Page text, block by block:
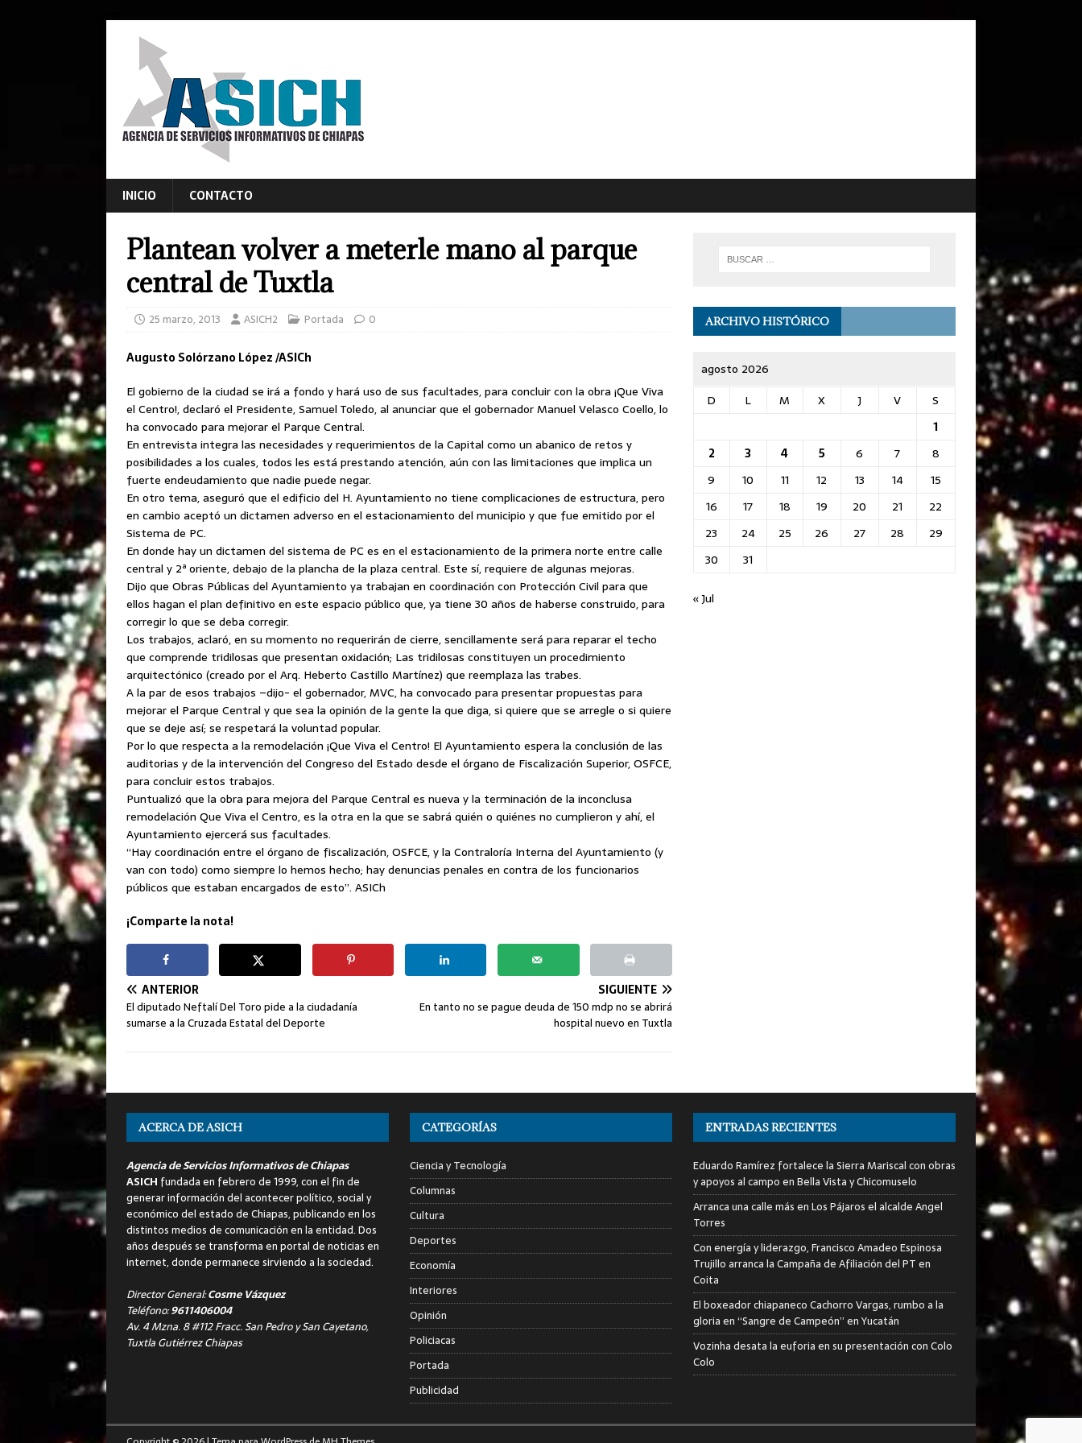
INICIO CONTACTO
Plantean volver a meterle mano al parque
central de Tuxtla
25 marzo, 2013 ASICH2 Portada 0
Augusto Solórzano López /ASICh
El gobierno de la ciudad se irá a fondo y hará uso de sus facultades, para concluir con la obra ¡Que Viva
el Centro!, declaró el Presidente, Samuel Toledo, al anunciar que el gobernador Manuel Velasco Coello, lo
ha convocado para mejorar el Parque Central.
En entrevista integra las necesidades y requerimientos de la Capital como un abanico de retos y
posibilidades a los cuales, todos les está prestando atención, aún con las limitaciones que implica un
fuerte endeudamiento que nadie puede negar.
En otro tema, aseguró que el edificio del H. Ayuntamiento no tiene complicaciones de estructura, pero
en cambio aceptó un dictamen adverso en el estacionamiento del municipio y que fue emitido por el
Sistema de PC.
En donde hay un dictamen del sistema de PC es en el estacionamiento de la primera norte entre calle
central y 2ª oriente, debajo de la plancha de la plaza central. Este sí, requiere de algunas mejoras.
Dijo que Obras Públicas del Ayuntamiento ya trabajan en coordinación con Protección Civil para que
ellos hagan el plan definitivo en este espacio público que, ya tiene 30 años de haberse construido, para
corregir lo que se deba corregir.
Los trabajos, aclaró, en su momento no requerirán de cierre, sencillamente será para reparar el techo
que comprende tridilosas que presentan oxidación; Las tridilosas constituyen un procedimiento
arquitectónico (creado por el Arq. Heberto Castillo Martínez) que reemplaza las trabes.
A la par de esos trabajos –dijo- el gobernador, MVC, ha convocado para presentar propuestas para
mejorar el Parque Central y que sea la opinión de la gente la que diga, si quiere que se arregle o si quiere
que se deje así; se respetará la voluntad popular.
Por lo que respecta a la remodelación ¡Que Viva el Centro! El Ayuntamiento espera la conclusión de las
auditorias y de la intervención del Congreso del Estado desde el órgano de Fiscalización Superior, OSFCE,
para concluir estos trabajos.
Puntualizó que la obra para mejora del Parque Central es nueva y la terminación de la inconclusa
remodelación Que Viva el Centro, es la otra en la que se sabrá quién o quiénes no cumplieron y ahí, el
Ayuntamiento ejercerá sus facultades.
“Hay coordinación entre el órgano de fiscalización, OSFCE, y la Contraloría Interna del Ayuntamiento (y
van con todo) como siempre lo hemos hecho; hay denuncias penales en contra de los funcionarios
públicos que estaban encargados de esto”. ASICh
¡Comparte la nota!
ANTERIOR
El diputado Neftalí Del Toro pide a la ciudadanía
sumarse a la Cruzada Estatal del Deporte
SIGUIENTE
En tanto no se pague deuda de 150 mdp no se abrirá
hospital nuevo en Tuxtla
ARCHIVO HISTÓRICO
agosto 2026
D
L M X J V
S
1
2
3 4 5 6 7
8
9
10 11 12 13 14
15
16
17 18 19 20 21
22
23
24 25 26 27 28
29
30
31
« Jul
ACERCA DE ASICH
Agencia de Servicios Informativos de Chiapas
ASICH fundada en febrero de 1999, con el fin de
generar información del acontecer político, social y
económico del estado de Chiapas, publicando en los
distintos medios de comunicación en la entidad. Dos
años después se transforma en portal de noticias en
internet, donde permanece sirviendo a la sociedad.
Director General:Cosme Vázquez
Teléfono:9611406004
Av. 4 Mzna. 8 #112 Fracc. San Pedro y San Cayetano,
Tuxtla Gutiérrez Chiapas
CATEGORÍAS
Ciencia y Tecnología
Columnas
Cultura
Deportes
Economía
Interiores
Opinión
Policiacas
Portada
Publicidad
ENTRADAS RECIENTES
Eduardo Ramírez fortalece la Sierra Mariscal con obras
y apoyos al campo en Bella Vista y Chicomuselo
Arranca una calle más en Los Pájaros el alcalde Angel
Torres
Con energía y liderazgo, Francisco Amadeo Espinosa
Trujillo arranca la Campaña de Afiliación del PT en
Coita
El boxeador chiapaneco Cachorro Vargas, rumbo a la
gloria en “Sangre de Campeón” en Yucatán
Vozinha desata la euforia en su presentación con Colo
Colo